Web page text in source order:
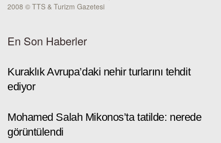
2008 © TTS & Turizm Gazetesi
En Son Haberler
Kuraklık Avrupa’daki nehir turlarını tehdit
ediyor
Mohamed Salah Mikonos’ta tatilde: nerede
görüntülendi